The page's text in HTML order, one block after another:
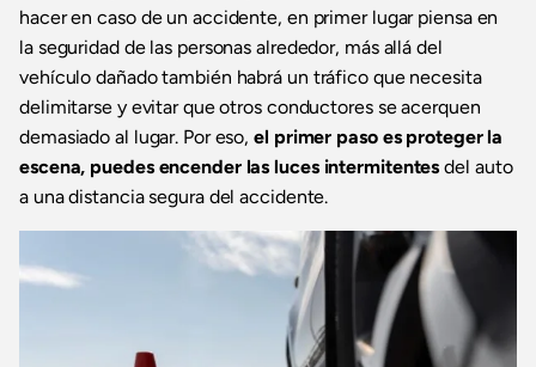
hacer en caso de un accidente, en primer lugar piensa en
la seguridad de las personas alrededor, más allá del
vehículo dañado también habrá un tráfico que necesita
delimitarse y evitar que otros conductores se acerquen
demasiado al lugar. Por eso,el primer paso es proteger la
escena, puedes encender las luces intermitentesdel auto
a una distancia segura del accidente.